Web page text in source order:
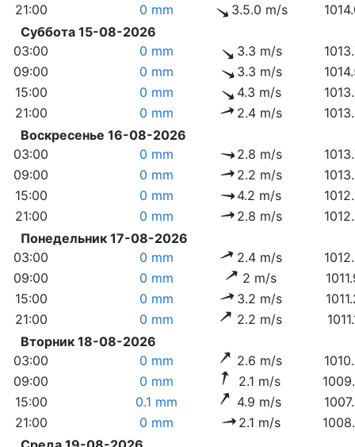
21:00 0 mm 3.5.0 m/s
Суббота 15-08-2026
03:00
0 mm 3.3 m/s
09:00
0 mm 3.3 m/s
15:00
0 mm 4.3 m/s
21:00
0 mm 2.4 m/s
Воскресенье 16-08-2026
03:00
0 mm 2.8 m/s
09:00
0 mm 2.2 m/s
15:00
0 mm 4.2 m/s
21:00
0 mm 2.8 m/s
Понедельник 17-08-2026
03:00
0 mm 2.4 m/s
09:00
0 mm 2 m/s
15:00
0 mm 3.2 m/s
21:00
0 mm 2.2 m/s
Вторник 18-08-2026
03:00
0 mm 2.6 m/s
09:00
0 mm 2.1 m/s
15:00
0.1 mm 4.9 m/s
21:00
0 mm 2.1 m/s